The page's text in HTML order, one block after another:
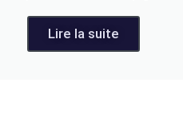
Lire la suite